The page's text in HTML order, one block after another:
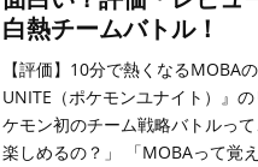
白熱チームバトル！
【評価】10分で熱くなるMOBA
UNITE（ポケモンユナイト）』
ケモン初のチーム戦略バトルっ
楽しめるの？」 「MOBAって覚